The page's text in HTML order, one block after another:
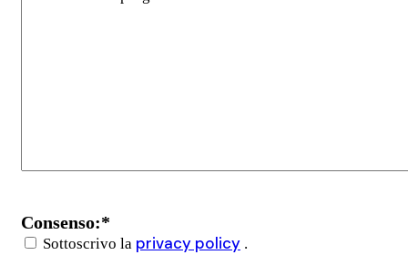
Consenso:*
Sottoscrivo la privacy policy .